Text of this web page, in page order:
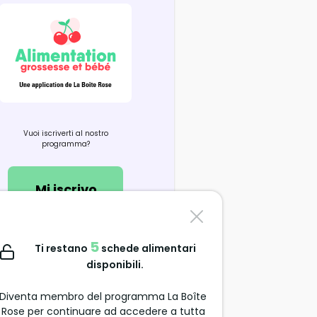
Vuoi iscriverti al nostro
programma?
Mi iscrivo
Contattaci
support@alimentation-
Ti restano 5schede alimentari
disponibili.
Diventa membro del programma La Boîte
Rose per continuare ad accedere a tutta